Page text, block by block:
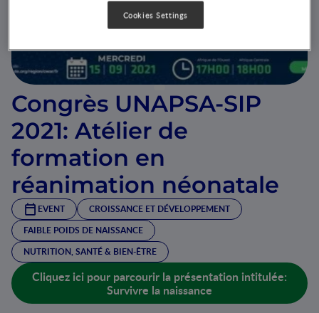
Congrès UNAPSA-SIP
2021: Atélier de
formation en
réanimation néonatale
EVENT
CROISSANCE ET DÉVELOPPEMENT
FAIBLE POIDS DE NAISSANCE
NUTRITION, SANTÉ & BIEN-ÊTRE
Cliquez ici pour parcourir la présentation intitulée:
Survivre la naissance
Cookies Settings